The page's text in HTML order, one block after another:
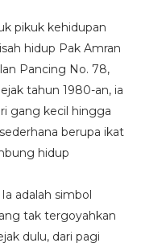
pikuk kehidupan
hidup Pak Amran
Pancing No. 78,
tahun 1980-an, ia
gang kecil hingga
berupa ikat
hidup
adalah simbol
tak tergoyahkan
dulu, dari pagi